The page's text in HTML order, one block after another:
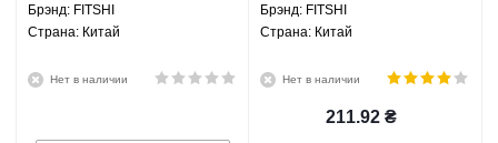
Брэнд: FITSHI
Страна: Китай
Нет в наличии
Брэнд: FITSHI
Страна: Китай
Нет в наличии
211.92 ₴